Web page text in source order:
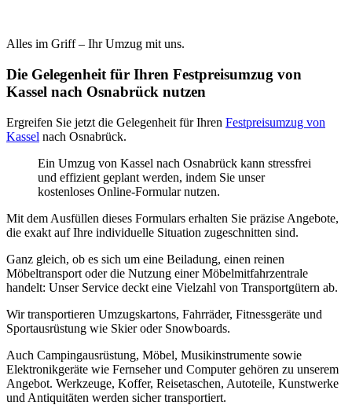
Alles im Griff – Ihr Umzug mit uns.
Die Gelegenheit für Ihren Festpreisumzug von
Kassel nach Osnabrück nutzen
Ergreifen Sie jetzt die Gelegenheit für Ihren Festpreisumzug von
Kassel nach Osnabrück.
Ein Umzug von Kassel nach Osnabrück kann stressfrei
und effizient geplant werden, indem Sie unser
kostenloses Online-Formular nutzen.
Mit dem Ausfüllen dieses Formulars erhalten Sie präzise Angebote,
die exakt auf Ihre individuelle Situation zugeschnitten sind.
Ganz gleich, ob es sich um eine Beiladung, einen reinen
Möbeltransport oder die Nutzung einer Möbelmitfahrzentrale
handelt: Unser Service deckt eine Vielzahl von Transportgütern ab.
Wir transportieren Umzugskartons, Fahrräder, Fitnessgeräte und
Sportausrüstung wie Skier oder Snowboards.
Auch Campingausrüstung, Möbel, Musikinstrumente sowie
Elektronikgeräte wie Fernseher und Computer gehören zu unserem
Angebot. Werkzeuge, Koffer, Reisetaschen, Autoteile, Kunstwerke
und Antiquitäten werden sicher transportiert.